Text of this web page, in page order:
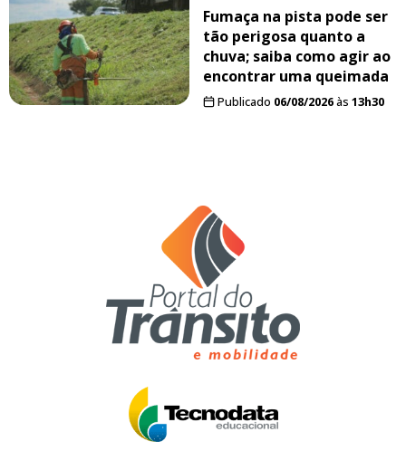
Fumaça na pista pode ser
tão perigosa quanto a
chuva; saiba como agir ao
encontrar uma queimada
Publicado 06/08/2026às 13h30